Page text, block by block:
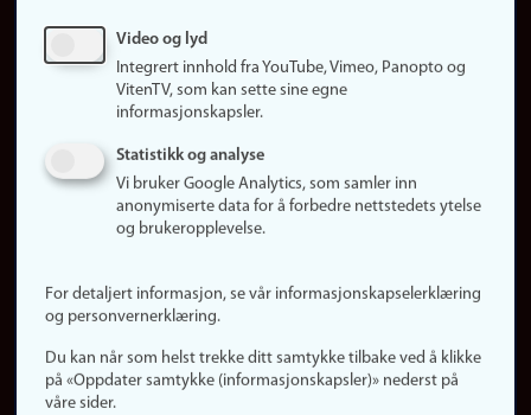
Om nettstedet
Informasjonskapsler
Personvern
Logg inn
Video og lyd
Integrert innhold fra YouTube, Vimeo, Panopto og
VitenTV, som kan sette sine egne
informasjonskapsler.
Statistikk og analyse
Vi bruker Google Analytics, som samler inn
anonymiserte data for å forbedre nettstedets ytelse
og brukeropplevelse.
For detaljert informasjon, se vår informasjonskapselerklæring
og personvernerklæring.
Du kan når som helst trekke ditt samtykke tilbake ved å klikke
på «Oppdater samtykke (informasjonskapsler)» nederst på
våre sider.